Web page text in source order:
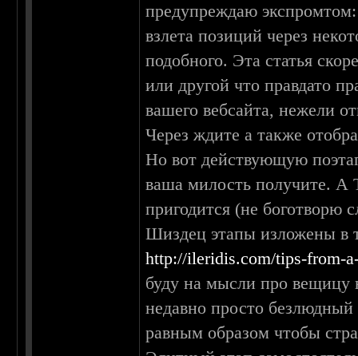
предупреждаю
взлета позиций через
подобного. Эта статья
или другой что правдато
вашего вебсайта, нежели
Через ждите а также
Но вот действующую
ваша милость получите. А
пригодится (не боготворю
Шиздец этапы изложены в
http://ileridis.com/tips-from-
буду на мысли про вещицу
недавно просто
равным образом чтобы